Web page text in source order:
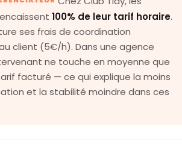
100% de leur tarif horaire.
ses frais de coordination
client (5€/h). Dans une agence
ne touche en moyenne que
facturé — ce qui explique la moins
et la stabilité moindre dans ces